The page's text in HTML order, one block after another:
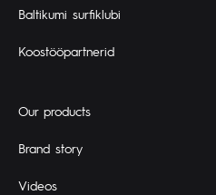
Baltikumi surfiklubi
Koostööpartnerid
Our products
Brand story
Videos